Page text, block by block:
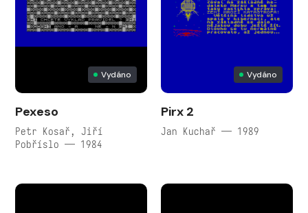
Vydáno
Pexeso
Petr Kosař, Jiří
Pobříslo — 1984
Vydáno
Pirx 2
Jan Kuchař — 1989